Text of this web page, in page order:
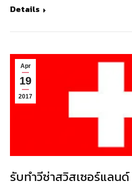
Details
Apr
19
2017
รับทำวีซ่าสวิสเซอร์แลนด์